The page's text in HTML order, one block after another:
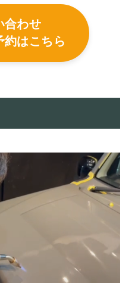
合わせ
約はこちら